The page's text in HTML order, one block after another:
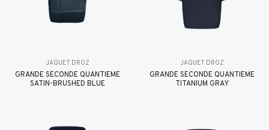
JAQUET DROZ
GRANDE SECONDE QUANTIÈME
SATIN-BRUSHED BLUE
JAQUET DROZ
GRANDE SECONDE QUANTIÈME
TITANIUM GRAY